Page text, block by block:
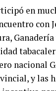
en
con
Ganadería
nacional
y las